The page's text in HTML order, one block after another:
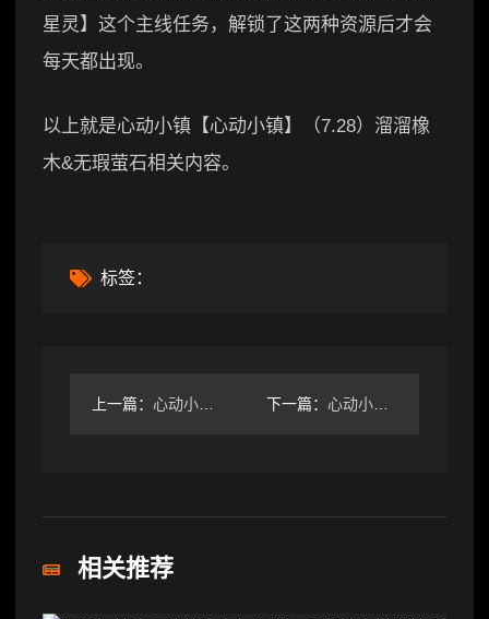
星灵】这个主线任务，解锁了这两种资源后才会
每天都出现。
以上就是心动小镇【心动小镇】（7.28）溜溜橡
木&无瑕萤石相关内容。
标签：
上一篇： 心动小镇【心动小镇】（5.14）溜溜橡木&无暇萤石 下一篇： 心动小镇小镇庆典春野令限定食谱18个全攻略
相关推荐